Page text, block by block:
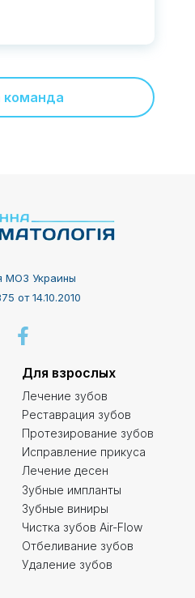
МОЗ Украины
от 14.10.2010
Для взрослых
Лечение зубов
Реставрация зубов
Протезирование зубов
Исправление прикуса
Лечение десен
Зубные импланты
Зубные виниры
Чистка зубов Air-Flow
Отбеливание зубов
Удаление зубов